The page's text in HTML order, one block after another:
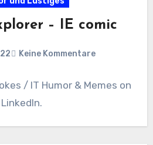
– IE comic
Keine Kommentare
/ IT Humor & Memes on
LinkedIn.